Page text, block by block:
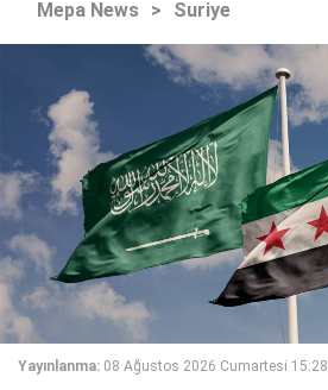
Mepa News > Suriye
Yayınlanma: 08 Ağustos 2026 Cumartesi 15:28